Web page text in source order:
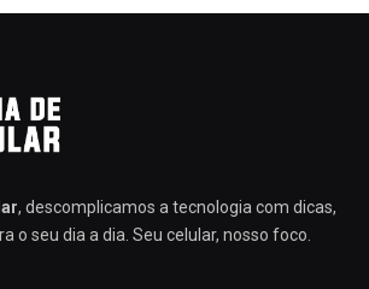
, descomplicamos a tecnologia com dicas,
o seu dia a dia. Seu celular, nosso foco.